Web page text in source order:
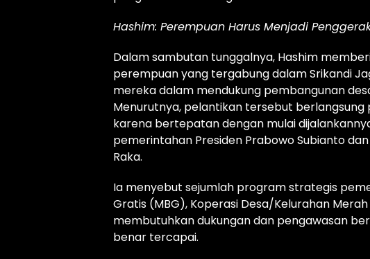
Hashim: Perempuan Harus Menjadi
Dalam sambutan tunggalnya, Hashim
perempuan yang tergabung dalam Srikandi
mereka dalam mendukung pembangunan
Menurutnya, pelantikan tersebut
karena bertepatan dengan mulai
pemerintahan Presiden Prabowo Subianto
Raka.
Ia menyebut sejumlah program strategis
Gratis (MBG), Koperasi Desa/Kelurahan
membutuhkan dukungan dan pengawasan
benar tercapai.